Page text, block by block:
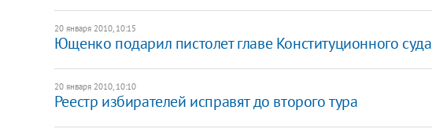
20 января 2010, 10:15
Ющенко подарил пистолет главе Конституционного суда
20 января 2010, 10:10
Реестр избирателей исправят до второго тура